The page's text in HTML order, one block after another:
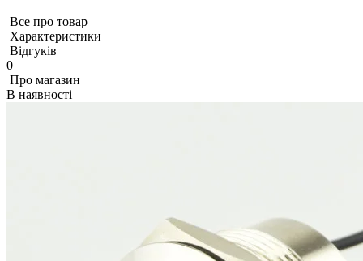
Все про товар
Характеристики
Відгуків
0
Про магазин
В наявності